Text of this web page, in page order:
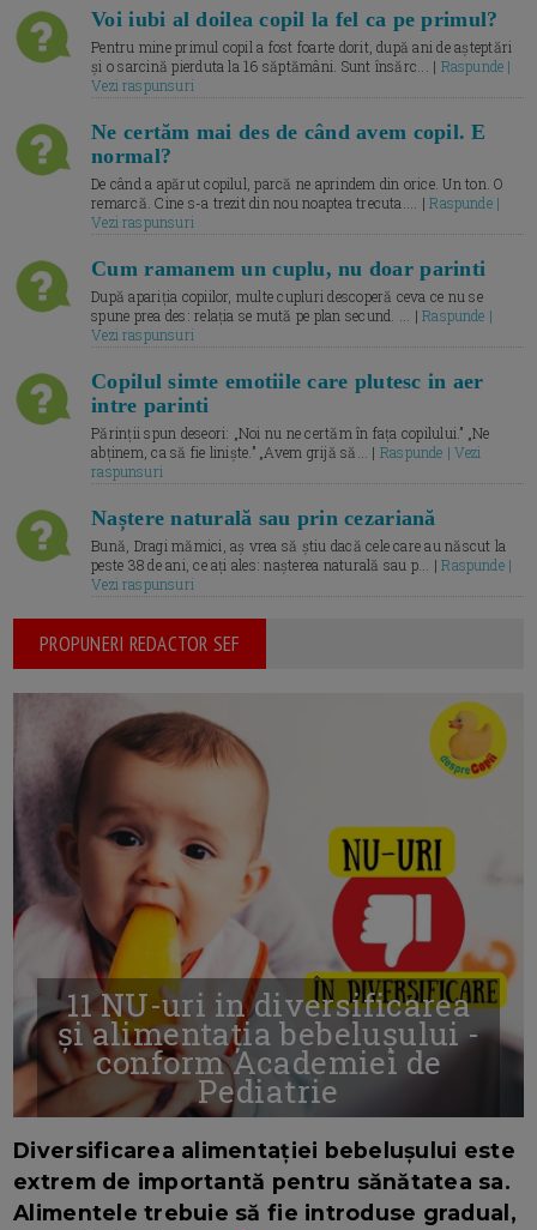
Voi iubi al doilea copil la fel ca pe primul?
Pentru mine primul copil a fost foarte dorit, după ani de așteptări
și o sarcină pierduta la 16 săptămâni. Sunt însărc... | Raspunde |
Vezi raspunsuri
Ne certăm mai des de când avem copil. E
normal?
De când a apărut copilul, parcă ne aprindem din orice. Un ton. O
remarcă. Cine s-a trezit din nou noaptea trecuta.... |Raspunde |
Vezi raspunsuri
Cum ramanem un cuplu, nu doar parinti
După apariția copiilor, multe cupluri descoperă ceva ce nu se
spune prea des: relația se mută pe plan secund. ... |Raspunde |
Vezi raspunsuri
Copilul simte emotiile care plutesc in aer
intre parinti
Părinții spun deseori: „Noi nu ne certăm în fața copilului.” „Ne
abținem, ca să fie liniște.” „Avem grijă să... | Raspunde | Vezi
raspunsuri
Naștere naturală sau prin cezariană
Bună, Dragi mămici, aș vrea să știu dacă cele care au născut la
peste 38 de ani, ce ați ales: nașterea naturală sau p... |Raspunde |
Vezi raspunsuri
PROPUNERI REDACTOR SEF
11 NU-uri in diversificarea
și alimentația bebelușului -
conform Academiei de
Pediatrie
Diversificarea alimentației bebelușului este
extrem de importantă pentru sănătatea sa.
Alimentele trebuie să fie introduse gradual,